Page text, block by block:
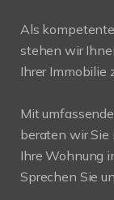
Als
stehen wir
Ihrer Immobilie
Mit
beraten wir Sie
Ihre Wohnung
Sprechen Sie